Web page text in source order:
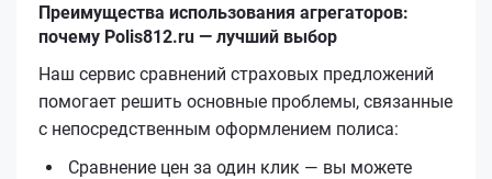
Преимущества использования агрегаторов:
почему Polis812.ru — лучший выбор
Наш сервис сравнений страховых предложений
помогает решить основные проблемы, связанные
с непосредственным оформлением полиса:
Сравнение цен за один клик — вы можете